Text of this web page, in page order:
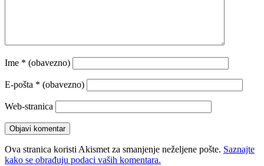
Ime * (obavezno)
E-pošta * (obavezno)
Web-stranica
Ova stranica koristi Akismet za smanjenje neželjene pošte. Saznajte
kako se obrađuju podaci vaših komentara.